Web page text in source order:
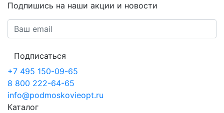
Подпишись на наши акции и новости
Подписаться
+7 495 150-09-65
8 800 222-64-65
info@podmoskovieopt.ru
Каталог